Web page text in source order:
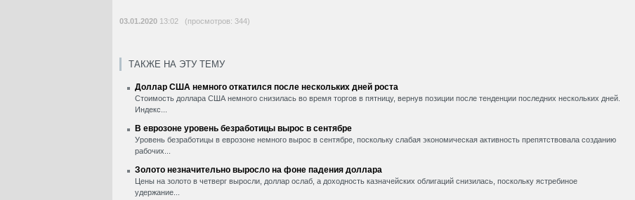
03.01.2020 13:02 (просмотров: 344)
ТАКЖЕ НА ЭТУ ТЕМУ
Доллар США немного откатился после нескольких дней роста
Стоимость доллара США немного снизилась во время торгов в пятницу, вернув позиции после тенденции последних нескольких дней.
Индекс...
В еврозоне уровень безработицы вырос в сентябре
Уровень безработицы в еврозоне немного вырос в сентябре, поскольку слабая экономическая активность препятствовала созданию
рабочих...
Золото незначительно выросло на фоне падения доллара
Цены на золото в четверг выросли, доллар ослаб, а доходность казначейских облигаций снизилась, поскольку ястребиное
удержание...